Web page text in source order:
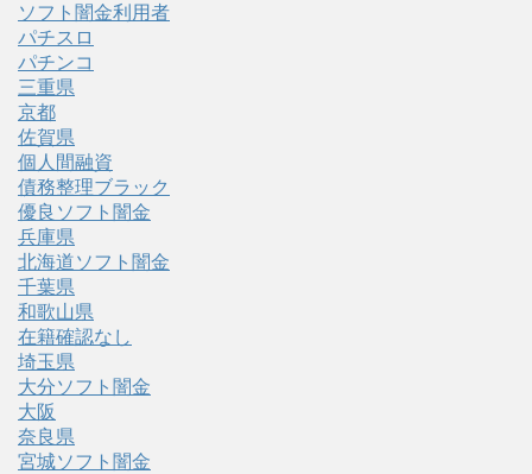
ソフト闇金利用者
パチスロ
パチンコ
三重県
京都
佐賀県
個人間融資
債務整理ブラック
優良ソフト闇金
兵庫県
北海道ソフト闇金
千葉県
和歌山県
在籍確認なし
埼玉県
大分ソフト闇金
大阪
奈良県
宮城ソフト闇金